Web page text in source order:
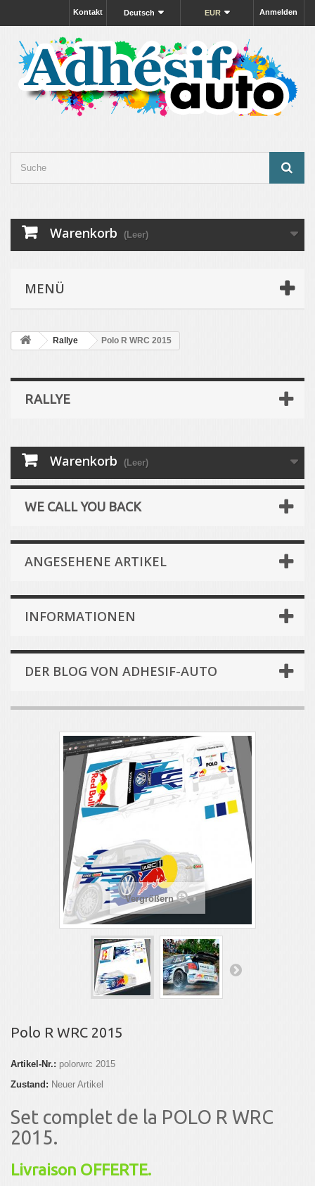
Anmelden
EUR
Deutsch
Kontakt
Warenkorb (Leer)
MENÜ
Rallye Polo R WRC 2015
RALLYE
Warenkorb (Leer)
WE CALL YOU BACK
ANGESEHENE ARTIKEL
INFORMATIONEN
DER BLOG VON ADHESIF-AUTO
Vergrößern
Polo R WRC 2015
Artikel-Nr.: polorwrc 2015
Zustand: Neuer Artikel
Set complet de la POLO R WRC
2015.
Livraison OFFERTE.